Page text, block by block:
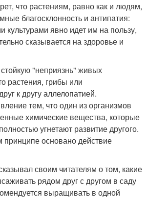
что растениям, равно как и людям,
благосклонность и антипатия:
культурами явно идет им на пользу,
сказывается на здоровье и
"неприязнь" живых
растения, грибы или
к другу аллелопатией.
тем, что один из организмов
химические вещества, которые
угнетают развитие другого.
основано действие
своим читателям о том, какие
рядом друг с другом в саду
выращивать в одной